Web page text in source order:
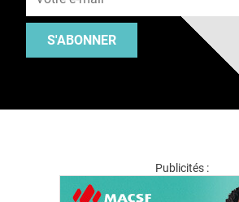
S'ABONNER
Publicités :